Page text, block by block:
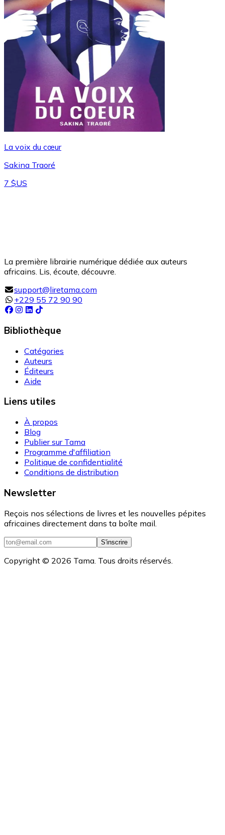
La voix du cœur
Sakina Traoré
7 $US
La première librairie numérique dédiée aux auteurs
africains. Lis, écoute, découvre.
support@liretama.com
+229 55 72 90 90
Bibliothèque
Catégories
Auteurs
Éditeurs
Aide
Liens utiles
À propos
Blog
Publier sur Tama
Programme d'affiliation
Politique de confidentialité
Conditions de distribution
Newsletter
Reçois nos sélections de livres et les nouvelles pépites
africaines directement dans ta boîte mail.
S'inscrire
Copyright © 2026 Tama. Tous droits réservés.